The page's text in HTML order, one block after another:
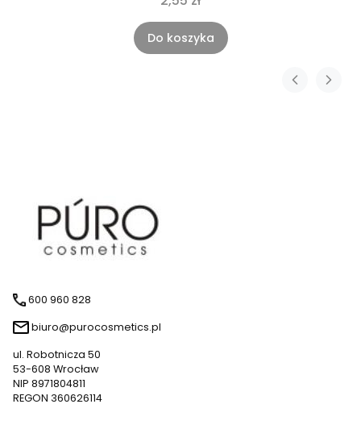
Do koszyka
600 960 828
biuro@purocosmetics.pl
ul. Robotnicza 50
53-608 Wrocław
NIP 8971804811
REGON 360626114